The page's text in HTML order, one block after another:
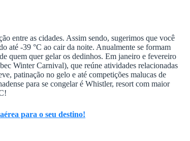
entre as cidades. Assim sendo, sugerimos que você
até -39 °C ao cair da noite. Anualmente se formam
quem quer gelar os dedinhos. Em janeiro e fevereiro
Winter Carnival), que reúne atividades relacionadas
patinação no gelo e até competições malucas de
para se congelar é Whistler, resort com maior
para o seu destino!